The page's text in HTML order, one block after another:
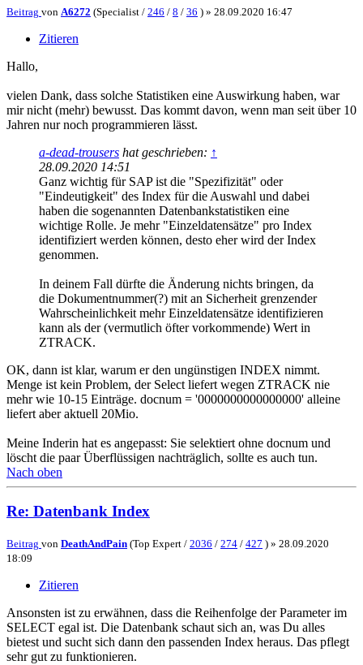
Beitrag von A6272 (Specialist / 246 / 8 / 36 ) » 28.09.2020 16:47
Zitieren
Hallo,
vielen Dank, dass solche Statistiken eine Auswirkung haben, war
mir nicht (mehr) bewusst. Das kommt davon, wenn man seit über 10
Jahren nur noch programmieren lässt.
a-dead-trousers hat geschrieben: ↑
28.09.2020 14:51
Ganz wichtig für SAP ist die "Spezifizität" oder
"Eindeutigkeit" des Index für die Auswahl und dabei
haben die sogenannten Datenbankstatistiken eine
wichtige Rolle. Je mehr "Einzeldatensätze" pro Index
identifiziert werden können, desto eher wird der Index
genommen.
In deinem Fall dürfte die Änderung nichts bringen, da
die Dokumentnummer(?) mit an Sicherheit grenzender
Wahrscheinlichkeit mehr Einzeldatensätze identifizieren
kann als der (vermutlich öfter vorkommende) Wert in
ZTRACK.
OK, dann ist klar, warum er den ungünstigen INDEX nimmt.
Menge ist kein Problem, der Select liefert wegen ZTRACK nie
mehr wie 10-15 Einträge. docnum = '0000000000000000' alleine
liefert aber aktuell 20Mio.
Meine Inderin hat es angepasst: Sie selektiert ohne docnum und
löscht die paar Überflüssigen nachträglich, sollte es auch tun.
Nach oben
Re: Datenbank Index
Beitrag von DeathAndPain (Top Expert / 2036 / 274 / 427 ) » 28.09.2020
18:09
Zitieren
Ansonsten ist zu erwähnen, dass die Reihenfolge der Parameter im
SELECT egal ist. Die Datenbank schaut sich an, was Du alles
bietest und sucht sich dann den passenden Index heraus. Das pflegt
sehr gut zu funktionieren.